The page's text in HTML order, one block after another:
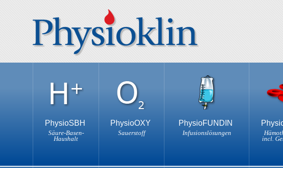
PhysioSBH
Säure-Basen-
Haushalt
PhysioOXY
Sauerstoff
PhysioFUNDIN
Infusionslösungen
incl.